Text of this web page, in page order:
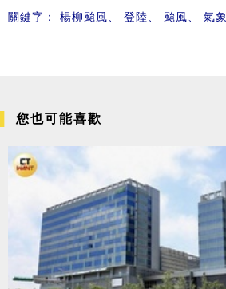
關鍵字： 楊柳颱風 登陸 颱風 氣
您也可能喜歡